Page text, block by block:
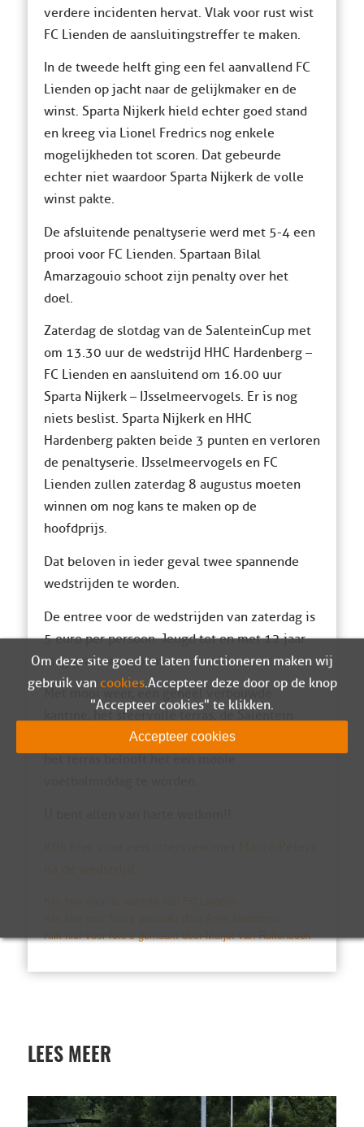
verdere incidenten hervat. Vlak voor rust wist
FC Lienden de aansluitingstreffer te maken.
In de tweede helft ging een fel aanvallend FC
Lienden op jacht naar de gelijkmaker en de
winst. Sparta Nijkerk hield echter goed stand
en kreeg via Lionel Fredrics nog enkele
mogelijkheden tot scoren. Dat gebeurde
echter niet waardoor Sparta Nijkerk de volle
winst pakte.
De afsluitende penaltyserie werd met 5-4 een
prooi voor FC Lienden. Spartaan Bilal
Amarzagouio schoot zijn penalty over het
doel.
Zaterdag de slotdag van de SalenteinCup met
om 13.30 uur de wedstrijd HHC Hardenberg –
FC Lienden en aansluitend om 16.00 uur
Sparta Nijkerk – IJsselmeervogels. Er is nog
niets beslist. Sparta Nijkerk en HHC
Hardenberg pakten beide 3 punten en verloren
de penaltyserie. IJsselmeervogels en FC
Lienden zullen zaterdag 8 augustus moeten
winnen om nog kans te maken op de
hoofdprijs.
Dat beloven in ieder geval twee spannende
wedstrijden te worden.
De entree voor de wedstrijden van zaterdag is
5 euro per persoon. Jeugd tot en met 12 jaar
mag gratis naar binnen.
Met mooi weer, een geheel verbouwde
kantine, het sfeervolle terras, de Salentein
wijnproeverij in de Businessclub en muziek op
Klik hier voor foto’s gemaakt door Marjet van Ruitenbeek
LEES MEER
Om deze site goed te laten functioneren maken wij
gebruik van cookies. Accepteer deze door op de knop
"Accepteer cookies" te klikken.
Accepteer cookies